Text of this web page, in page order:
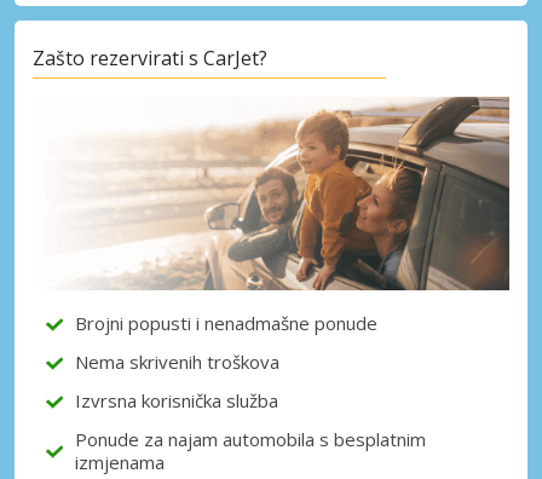
Zašto rezervirati s CarJet?
Brojni popusti i nenadmašne ponude
Nema skrivenih troškova
Izvrsna korisnička služba
Ponude za najam automobila s besplatnim
izmjenama